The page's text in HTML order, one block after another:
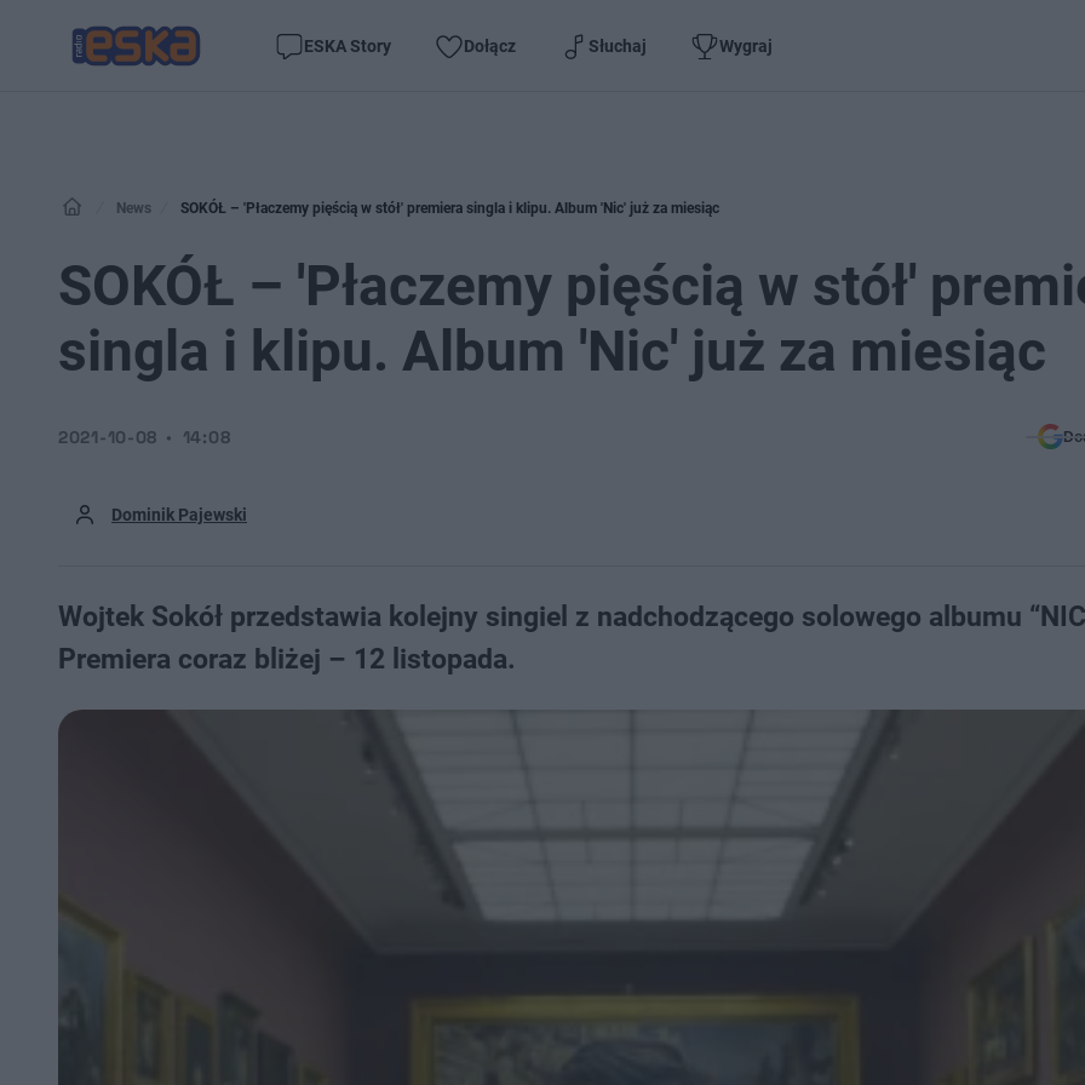
ESKA Story Dołącz Słuchaj Wygraj
News SOKÓŁ – 'Płaczemy pięścią w stół' premiera singla i klipu. Album 'Nic' już za miesiąc
SOKÓŁ – 'Płaczemy pięścią w stół'
singla i klipu. Album 'Nic' już za miesiąc
Dominik Pajewski
2021-10-08 14:08
Wojtek Sokół przedstawia kolejny singiel z nadchodzącego solowego albumu
Premiera coraz bliżej – 12 listopada.